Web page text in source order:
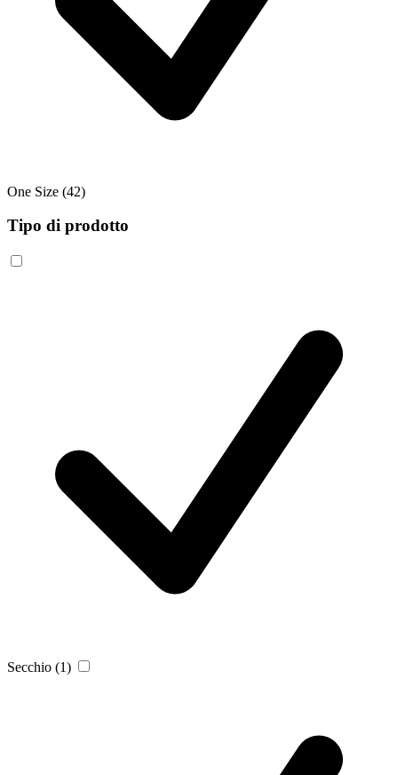
One Size (42)
Tipo di prodotto
Secchio (1)